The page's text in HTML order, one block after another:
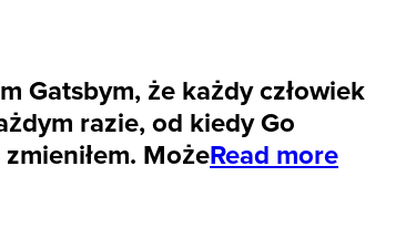
Gatsbym, że każdy człowiek
razie, od kiedy Go
MożeRead more